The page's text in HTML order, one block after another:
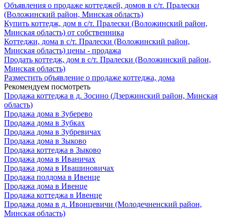
Объявления о продаже коттеджей, домов в с/т. Пралески
(Воложинский район, Минская область)
Купить коттедж, дом в с/т. Пралески (Воложинский район,
Минская область) от собственника
Коттеджи, дома в с/т. Пралески (Воложинский район,
Минская область) цены - продажа
Продать коттедж, дом в с/т. Пралески (Воложинский район,
Минская область)
Разместить объявление о продаже коттеджа, дома
Рекомендуем посмотреть
Продажа коттеджа в д. Зосино (Дзержинский район, Минская
область)
Продажа дома в Зуберево
Продажа дома в Зубках
Продажа дома в Зубревичах
Продажа дома в Зыково
Продажа коттеджа в Зыково
Продажа дома в Иваничах
Продажа дома в Ивашиновичах
Продажа полдома в Ивенце
Продажа дома в Ивенце
Продажа коттеджа в Ивенце
Продажа дома в д. Ивонцевичи (Молодечненский район,
Минская область)